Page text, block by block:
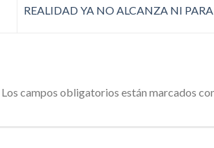
REALIDAD YA NO ALCANZA NI
Los campos obligatorios están marcados